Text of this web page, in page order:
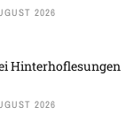
2026
Hinterhoflesungen
2026